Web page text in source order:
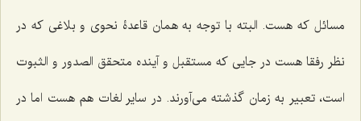
مسائل که هست. البته با توجه به همان قاعدۀ نحوی و بلاغی که در
نظر رفقا هست در جایی که مستقبل و آینده متحقق الصدور و الثبوت
است، تعبیر به زمان گذشته می‌آورند. در سایر لغات هم هست اما در